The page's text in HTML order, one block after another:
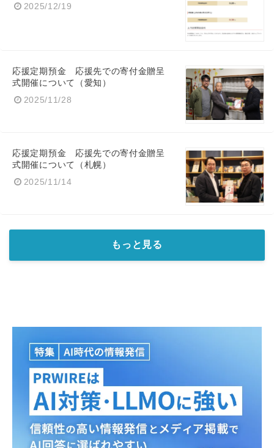
2025/12/19
応援定期預金 応援先での寄付金贈呈
式開催について（愛知）
2025/11/28
応援定期預金 応援先での寄付金贈呈
式開催について（札幌）
2025/11/14
もっと見る